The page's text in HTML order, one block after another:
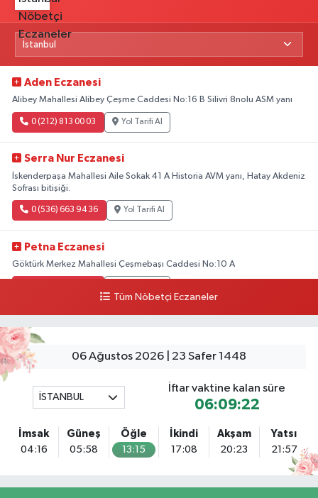
Aden Eczanesi
Alibey Mahallesi Alibey Çeşme Caddesi No:16 B Silivri 8nolu ASM yanı
0 (212) 813 00 03 Yol Tarifi Al
Serra Nur Eczanesi
İskenderpaşa Mahallesi Aile Sokak 41 A Historia AVM yanı, Hatay Akdeniz
Sofrası bitişiği.
0 (536) 663 94 36 Yol Tarifi Al
Petna Eczanesi
Göktürk Merkez Mahallesi Çeşmebaşı Caddesi No:10 A
Karlıktepe Mahallesi Soğanlık Caddesi No:34 A
0 (216) 504 24 53 Yol Tarifi Al
Bulvar Eczanesi
geçtikten sonra Harman Mobilya arkası, Tulumba mevki, ECZANELER
BÖLGESİ (GÜNEŞ, BULVAR, ÇİĞDEM, DEVA ECZANELERİ) eski gazi sağlık
Tüm Nöbetçi Eczaneler
06 Ağustos 2026 | 23 Safer 1448
İSTANBUL
İftar vaktine kalan süre
06:09:20
İmsak
04:16
Güneş
05:58
Öğle
13:15
İkindi
17:08
Akşam
20:23
Yatsı
21:57